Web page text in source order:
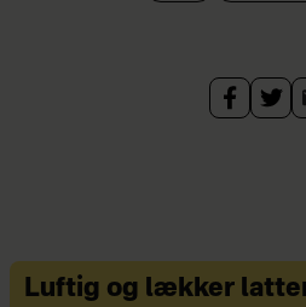
Luftig og lækker